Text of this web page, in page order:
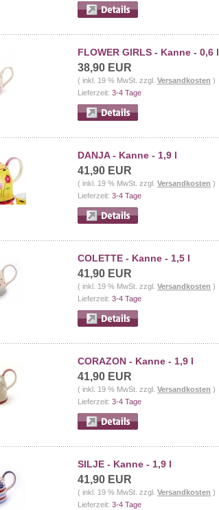
FLOWER GIRLS - Kanne - 0,6 l
38,90 EUR
( inkl. 19 % MwSt. zzgl. Versandkosten )
Lieferzeit: 3-4 Tage
DANJA - Kanne - 1,9 l
41,90 EUR
( inkl. 19 % MwSt. zzgl. Versandkosten )
Lieferzeit: 3-4 Tage
COLETTE - Kanne - 1,5 l
41,90 EUR
( inkl. 19 % MwSt. zzgl. Versandkosten )
Lieferzeit: 3-4 Tage
CORAZON - Kanne - 1,9 l
41,90 EUR
( inkl. 19 % MwSt. zzgl. Versandkosten )
Lieferzeit: 3-4 Tage
SILJE - Kanne - 1,9 l
41,90 EUR
( inkl. 19 % MwSt. zzgl. Versandkosten )
Lieferzeit: 3-4 Tage